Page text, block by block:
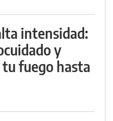
intensidad:
y
fuego hasta